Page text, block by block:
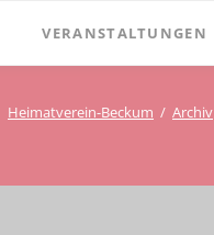
VERANSTALTUNGEN
Heimatverein-Beckum Archiv